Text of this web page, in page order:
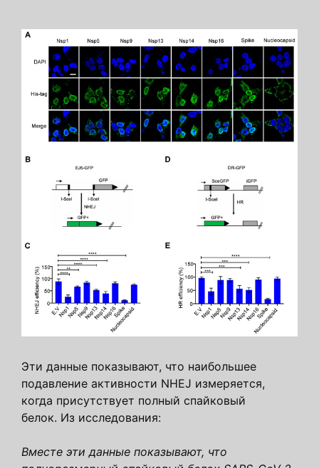
Эти данные показывают, что наибольшее
подавление активности NHEJ измеряется,
когда присутствует полный спайковый
белок. Из исследования:
Вместе эти данные показывают, что